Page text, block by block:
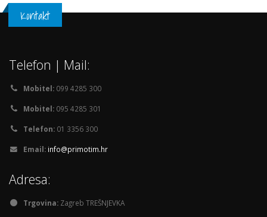
Kontakt
Telefon | Mail:
Mobitel: 099 4285 300
Mobitel: 095 4285 301
Telefon: 01 3356 300
Email: info@primotim.hr
Adresa:
Trgovina: Zagreb TREŠNJEVKA